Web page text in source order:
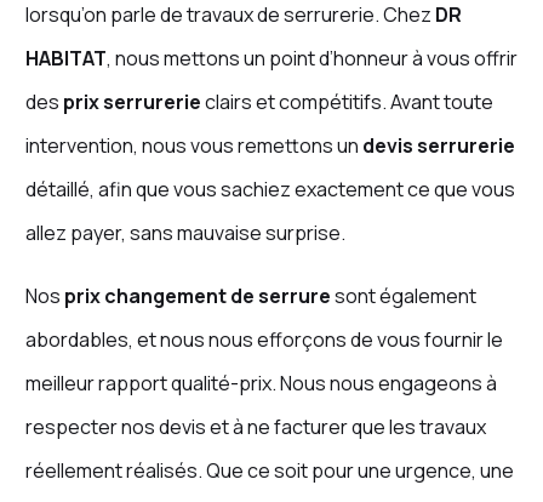
lorsqu’on parle de travaux de serrurerie. Chez DR
HABITAT, nous mettons un point d’honneur à vous offrir
des prix serrurerieclairs et compétitifs. Avant toute
intervention, nous vous remettons un devis serrurerie
détaillé, afin que vous sachiez exactement ce que vous
allez payer, sans mauvaise surprise.
Nos prix changement de serruresont également
abordables, et nous nous efforçons de vous fournir le
meilleur rapport qualité-prix. Nous nous engageons à
respecter nos devis et à ne facturer que les travaux
réellement réalisés. Que ce soit pour une urgence, une